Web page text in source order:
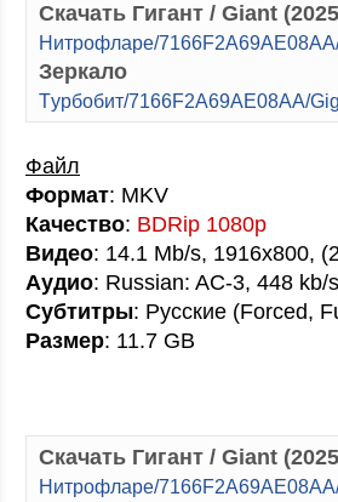
Скачать Гигант / Giant
Hитpoфлape/
Зеркало
Tуpбoбит/7166F2A69AE08AA/
Файл
Формат: MKV
Качество: BDRip 1080p
Видео: 14.1 Mb/s, 1916x800,
Аудио: Russian: AC-3, 448
Субтитры: Русские (Forced,
Размер: 11.7 GB
Скачать Гигант / Giant
Hитpoфлape/